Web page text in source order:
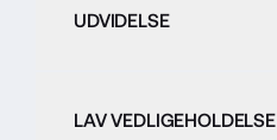
UDVIDELSE
LAV VEDLIGEHOLDELSE